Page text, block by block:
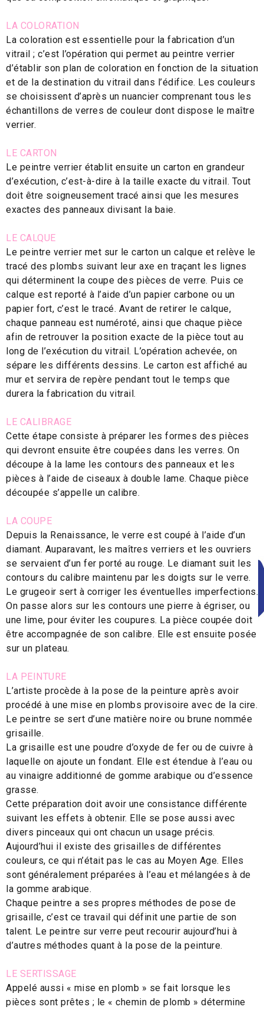
LA COLORATION
La coloration est essentielle pour la fabrication d’un
vitrail ; c’est l’opération qui permet au peintre verrier
d’établir son plan de coloration en fonction de la situation
et de la destination du vitrail dans l’édifice. Les couleurs
se choisissent d’après un nuancier comprenant tous les
échantillons de verres de couleur dont dispose le maître
verrier.
LE CARTON
Le peintre verrier établit ensuite un carton en grandeur
d’exécution, c’est-à-dire à la taille exacte du vitrail. Tout
doit être soigneusement tracé ainsi que les mesures
exactes des panneaux divisant la baie.
LE CALQUE
Le peintre verrier met sur le carton un calque et relève le
tracé des plombs suivant leur axe en traçant les lignes
qui déterminent la coupe des pièces de verre. Puis ce
calque est reporté à l’aide d’un papier carbone ou un
papier fort, c’est le tracé. Avant de retirer le calque,
chaque panneau est numéroté, ainsi que chaque pièce
afin de retrouver la position exacte de la pièce tout au
long de l’exécution du vitrail. L’opération achevée, on
sépare les différents dessins. Le carton est affiché au
mur et servira de repère pendant tout le temps que
durera la fabrication du vitrail.
LE CALIBRAGE
Cette étape consiste à préparer les formes des pièces
qui devront ensuite être coupées dans les verres. On
découpe à la lame les contours des panneaux et les
pièces à l’aide de ciseaux à double lame. Chaque pièce
découpée s’appelle un calibre.
LA COUPE
Depuis la Renaissance, le verre est coupé à l’aide d’un
diamant. Auparavant, les maîtres verriers et les ouvriers
se servaient d’un fer porté au rouge. Le diamant suit les
contours du calibre maintenu par les doigts sur le verre.
Le grugeoir sert à corriger les éventuelles imperfections.
On passe alors sur les contours une pierre à égriser, ou
une lime, pour éviter les coupures. La pièce coupée doit
être accompagnée de son calibre. Elle est ensuite posée
sur un plateau.
LA PEINTURE
L’artiste procède à la pose de la peinture après avoir
procédé à une mise en plombs provisoire avec de la cire.
Le peintre se sert d’une matière noire ou brune nommée
grisaille.
La grisaille est une poudre d’oxyde de fer ou de cuivre à
laquelle on ajoute un fondant. Elle est étendue à l’eau ou
au vinaigre additionné de gomme arabique ou d’essence
grasse.
Cette préparation doit avoir une consistance différente
suivant les effets à obtenir. Elle se pose aussi avec
divers pinceaux qui ont chacun un usage précis.
Aujourd’hui il existe des grisailles de différentes
couleurs, ce qui n’était pas le cas au Moyen Age. Elles
sont généralement préparées à l’eau et mélangées à de
la gomme arabique.
Chaque peintre a ses propres méthodes de pose de
grisaille, c’est ce travail qui définit une partie de son
talent. Le peintre sur verre peut recourir aujourd’hui à
d’autres méthodes quant à la pose de la peinture.
LE SERTISSAGE
Appelé aussi « mise en plomb » se fait lorsque les
pièces sont prêtes ; le « chemin de plomb » détermine